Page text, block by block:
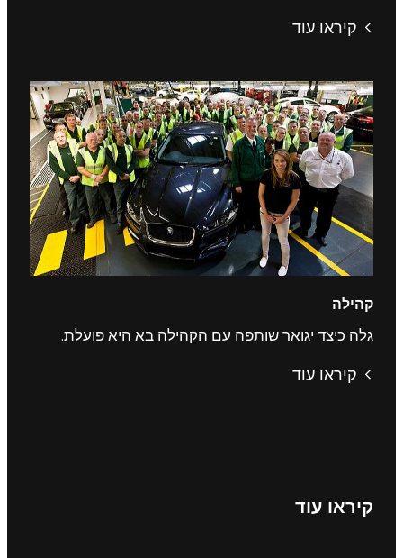
קיראו עוד
קהילה
גלה כיצד יגואר שותפה עם הקהילה בא היא פועלת.
קיראו עוד
קיראו עוד